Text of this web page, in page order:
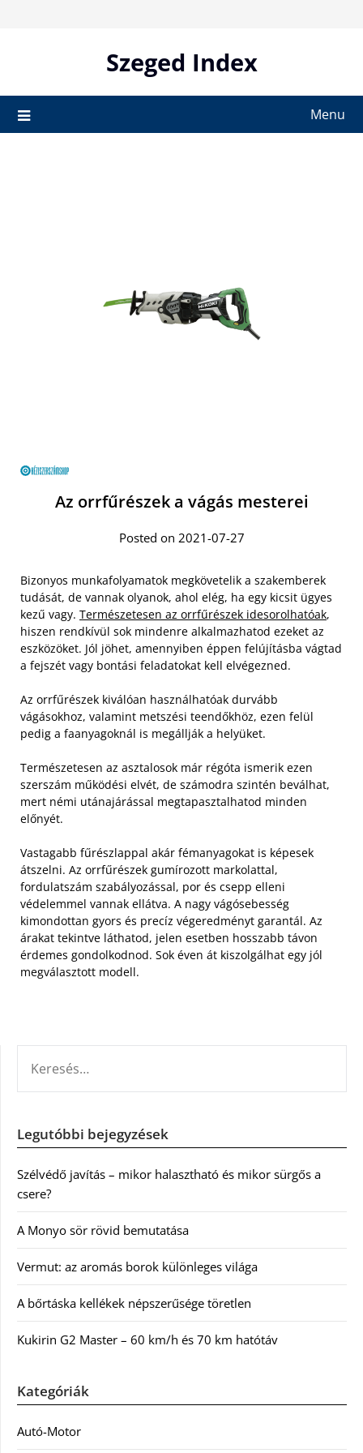
Szeged Index
Menu
Az orrfűrészek a vágás mesterei
Posted on 2021-07-27
Bizonyos munkafolyamatok megkövetelik a szakemberek
tudását, de vannak olyanok, ahol elég, ha egy kicsit ügyes
kezű vagy. Természetesen az orrfűrészek idesorolhatóak,
hiszen rendkívül sok mindenre alkalmazhatod ezeket az
eszközöket. Jól jöhet, amennyiben éppen felújításba vágtad
a fejszét vagy bontási feladatokat kell elvégezned.
Az orrfűrészek kiválóan használhatóak durvább
vágásokhoz, valamint metszési teendőkhöz, ezen felül
pedig a faanyagoknál is megállják a helyüket.
Természetesen az asztalosok már régóta ismerik ezen
szerszám működési elvét, de számodra szintén beválhat,
mert némi utánajárással megtapasztalhatod minden
előnyét.
Vastagabb fűrészlappal akár fémanyagokat is képesek
átszelni. Az orrfűrészek gumírozott markolattal,
fordulatszám szabályozással, por és csepp elleni
védelemmel vannak ellátva. A nagy vágósebesség
kimondottan gyors és precíz végeredményt garantál. Az
árakat tekintve láthatod, jelen esetben hosszabb távon
érdemes gondolkodnod. Sok éven át kiszolgálhat egy jól
megválasztott modell.
Legutóbbi bejegyzések
Szélvédő javítás – mikor halasztható és mikor sürgős a
csere?
A Monyo sör rövid bemutatása
Vermut: az aromás borok különleges világa
A bőrtáska kellékek népszerűsége töretlen
Kukirin G2 Master – 60 km/h és 70 km hatótáv
Kategóriák
Autó-Motor